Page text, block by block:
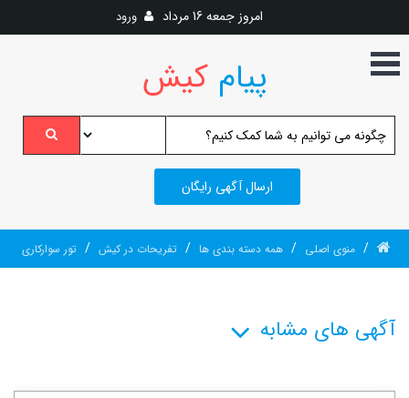
امروز جمعه 16 مرداد ورود
پیامکیش
ارسال آگهی رایگان
/ منوی اصلی / همه دسته بندی ها / تفریحات در کیش / تور سوارکاری
آگهی های مشابه